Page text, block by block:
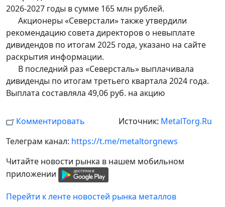
2026-2027 годы в сумме 165 млн рублей.
Акционеры «Северстали» также утвердили
рекомендацию совета директоров о невыплате
дивидендов по итогам 2025 года, указано на сайте
раскрытия информации.
В последний раз «Северсталь» выплачивала
дивиденды по итогам третьего квартала 2024 года.
Выплата составляла 49,06 руб. на акцию
Комментировать Источник: MetalTorg.Ru
Телеграм канал: https://t.me/metaltorgnews
Читайте новости рынка в нашем мобильном
приложении
Перейти к ленте новостей рынка металлов